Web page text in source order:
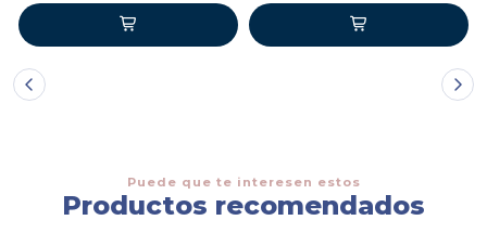
Puede que te interesen estos
Productos recomendados